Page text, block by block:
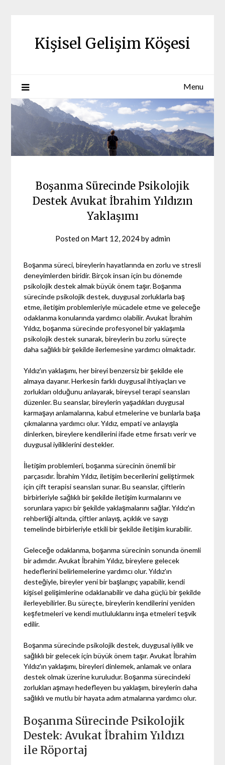
Kişisel Gelişim Köşesi
Menu
Boşanma Sürecinde Psikolojik
Destek Avukat İbrahim Yıldızın
Yaklaşımı
Posted on Mart 12, 2024byadmin
Boşanma süreci, bireylerin hayatlarında en zorlu ve stresli
deneyimlerden biridir. Birçok insan için bu dönemde
psikolojik destek almak büyük önem taşır. Boşanma
sürecinde psikolojik destek, duygusal zorluklarla baş
etme, iletişim problemleriyle mücadele etme ve geleceğe
odaklanma konularında yardımcı olabilir. Avukat İbrahim
Yıldız, boşanma sürecinde profesyonel bir yaklaşımla
psikolojik destek sunarak, bireylerin bu zorlu süreçte
daha sağlıklı bir şekilde ilerlemesine yardımcı olmaktadır.
Yıldız'ın yaklaşımı, her bireyi benzersiz bir şekilde ele
almaya dayanır. Herkesin farklı duygusal ihtiyaçları ve
zorlukları olduğunu anlayarak, bireysel terapi seansları
düzenler. Bu seanslar, bireylerin yaşadıkları duygusal
karmaşayı anlamalarına, kabul etmelerine ve bunlarla başa
çıkmalarına yardımcı olur. Yıldız, empati ve anlayışla
dinlerken, bireylere kendilerini ifade etme fırsatı verir ve
duygusal iyiliklerini destekler.
İletişim problemleri, boşanma sürecinin önemli bir
parçasıdır. İbrahim Yıldız, iletişim becerilerini geliştirmek
için çift terapisi seansları sunar. Bu seanslar, çiftlerin
birbirleriyle sağlıklı bir şekilde iletişim kurmalarını ve
sorunlara yapıcı bir şekilde yaklaşmalarını sağlar. Yıldız'ın
rehberliği altında, çiftler anlayış, açıklık ve saygı
temelinde birbirleriyle etkili bir şekilde iletişim kurabilir.
Geleceğe odaklanma, boşanma sürecinin sonunda önemli
bir adımdır. Avukat İbrahim Yıldız, bireylere gelecek
hedeflerini belirlemelerine yardımcı olur. Yıldız'ın
desteğiyle, bireyler yeni bir başlangıç yapabilir, kendi
kişisel gelişimlerine odaklanabilir ve daha güçlü bir şekilde
ilerleyebilirler. Bu süreçte, bireylerin kendilerini yeniden
keşfetmeleri ve kendi mutluluklarını inşa etmeleri teşvik
edilir.
Boşanma sürecinde psikolojik destek, duygusal iyilik ve
sağlıklı bir gelecek için büyük önem taşır. Avukat İbrahim
Yıldız'ın yaklaşımı, bireyleri dinlemek, anlamak ve onlara
destek olmak üzerine kuruludur. Boşanma sürecindeki
zorlukları aşmayı hedefleyen bu yaklaşım, bireylerin daha
sağlıklı ve mutlu bir hayata adım atmalarına yardımcı olur.
Boşanma Sürecinde Psikolojik
Destek: Avukat İbrahim Yıldızı
ile Röportaj